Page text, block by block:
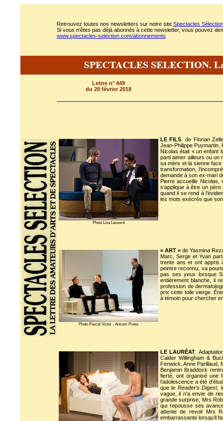
Retrouvez toutes nos newsletters sur notre site Spectacles Sélection
Si vous n'êtes pas déjà abonnés à cette newsletter, vous pouvez
www.spectacles-selection.com/abonnements
Lettre n° 449
du 28 février 2018
Photo Lisa Lesourd
LE FILS de Florian
Jean-Philippe Puymartin,
Nicolas était « un enfant
parti aimer ailleurs ou un
sa mère et la sienne face
transformation,
demande à son ex-mari
Pierre accueille
s’applique à être un
quand il se rend à
les mots exécrés que
Photo Pascal Victor - Artcom Press
« ART » de Yasmina
Marc, Serge et Yvan
trente ans et ont appris
peintre reconnu, va
pas ses yeux lorsque
entièrement blanche, il
profession de
prix cette toile vierge.
à témoin pour chercher
LE LAURÉAT .
Calder Willingham &
Fenwick, Anne Parillaud,
Benjamin Braddock
fierté, ont organisé une
l’adolescence a été
que le Reader’s Digest,
vague, il n’a envie de
grande surprise, Mrs
qui repousse ses
attente de revoir Mrs
embarrassante lorsqu’il